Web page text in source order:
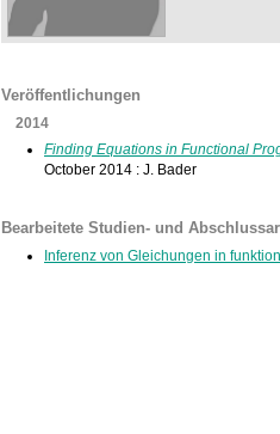
Veröffentlichungen
2014
Finding Equations in Functional
October 2014 : J. Bader
Bearbeitete Studien- und
Inferenz von Gleichungen in